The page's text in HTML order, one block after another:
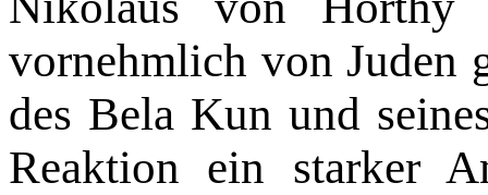
vornehmlich von Juden
des Bela Kun und
Reaktion ein starker